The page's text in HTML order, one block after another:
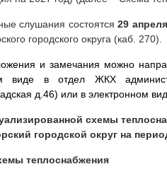
слушания состоятся29
городского округа (каб. 270).
и замечания можно
виде в отдел ЖКХ
д.46) или в электронном
схемы
городской округ на
теплоснабжения